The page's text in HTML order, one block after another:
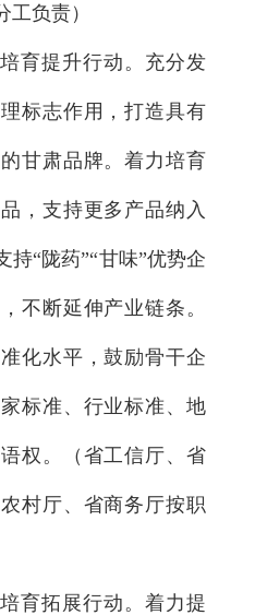
负责）
育提升行动。 充分发
标志作用，打造具有
甘肃品牌。着力培育
，支持更多产品纳入
持“陇药”“甘味”优势企
不断延伸产业链条。
化水平，鼓励骨干企
标准、行业标准、地
权。（省工信厅、省
村厅、省商务厅按职
育拓展行动。 着力提